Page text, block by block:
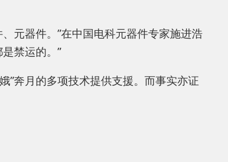
元器件。”在中国电科元器件专家施进浩
禁运的。”
”奔月的多项技术提供支援。而事实亦证